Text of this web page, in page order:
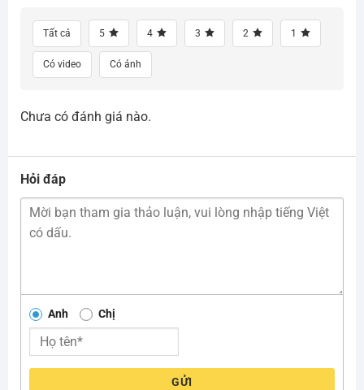
Tất cả 5 4 3 2 1
Có video Có ảnh
Chưa có đánh giá nào.
Hỏi đáp
Anh Chị
GỬI